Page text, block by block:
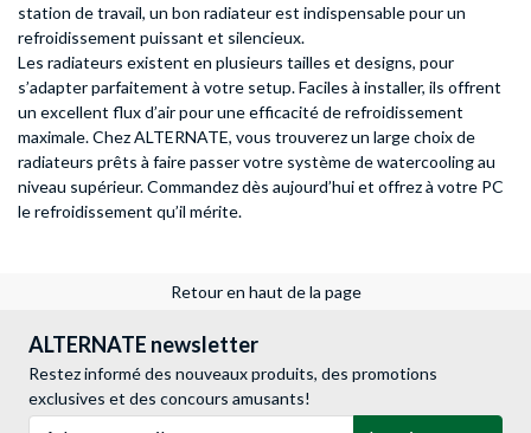
station de travail, un bon radiateur est indispensable pour un
refroidissement puissant et silencieux.
Les radiateurs existent en plusieurs tailles et designs, pour
s’adapter parfaitement à votre setup. Faciles à installer, ils offrent
un excellent flux d’air pour une efficacité de refroidissement
maximale. Chez ALTERNATE, vous trouverez un large choix de
radiateurs prêts à faire passer votre système de watercooling au
niveau supérieur. Commandez dès aujourd’hui et offrez à votre PC
le refroidissement qu’il mérite.
Retour en haut de la page
ALTERNATE newsletter
Restez informé des nouveaux produits, des promotions
exclusives et des concours amusants!